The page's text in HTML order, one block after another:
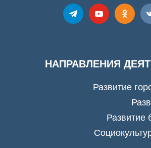
НАПРАВЛЕНИЯ
Развитие
Развитие